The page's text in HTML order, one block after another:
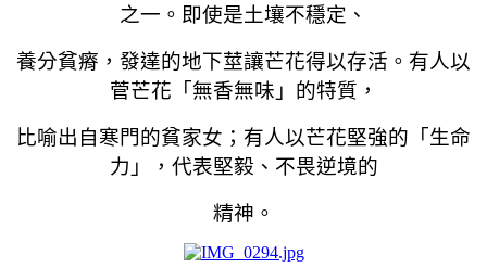
之一。即使是土壤不穩定、
養分貧瘠，發達的地下莖讓芒花得以存活。有人以
菅芒花「無香無味」的特質，
比喻出自寒門的貧家女；有人以芒花堅強的「生命
力」，代表堅毅、不畏逆境的
精神。